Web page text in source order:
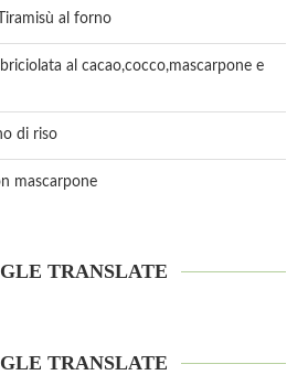
al forno
al cacao,cocco,mascarpone e
di riso
mascarpone
TRANSLATE
TRANSLATE